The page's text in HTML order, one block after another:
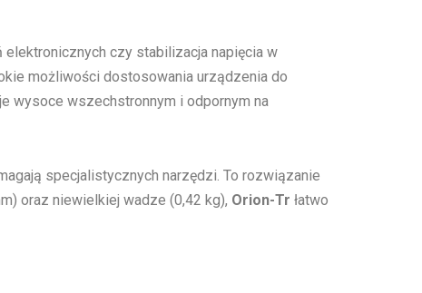
czy stabilizacja napięcia w
możliwości dostosowania urządzenia do
wysoce wszechstronnym i odpornym na
specjalistycznych narzędzi. To rozwiązanie
oraz niewielkiej wadze (0,42 kg), Orion-Tr łatwo